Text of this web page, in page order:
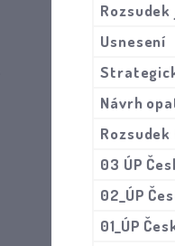
Usnesení
Návrh
03 ÚP
02_ÚP
01_ÚP